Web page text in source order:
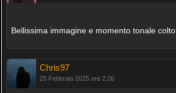
Bellissima immagine e momento tonale colto
Chris97
25 Febbraio 2025 ore 2:26